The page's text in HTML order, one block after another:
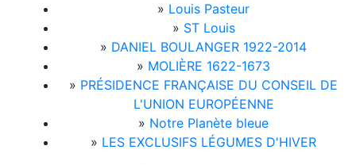
» Louis Pasteur
» ST Louis
» DANIEL BOULANGER 1922-2014
» MOLIÈRE 1622-1673
» PRÉSIDENCE FRANÇAISE DU CONSEIL DE
L'UNION EUROPÉENNE
» Notre Planète bleue
» LES EXCLUSIFS LÉGUMES D'HIVER